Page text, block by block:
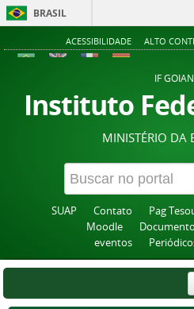
BRASIL
ACESSIBILIDADE ALTO
IF
Instituto
MINISTÉRIO DA
SUAP Contato Pag
Moodle
eventos